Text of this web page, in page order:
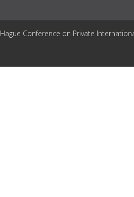
Hague Conference on Private